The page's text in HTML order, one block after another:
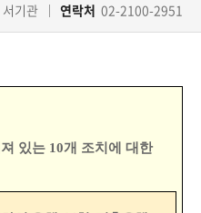
기관 연락처 02-2100-2951
있는 10개 조치에 대한